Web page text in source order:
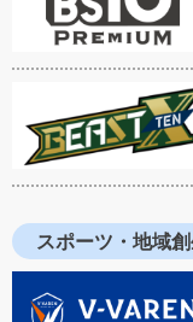
スポーツ・地域